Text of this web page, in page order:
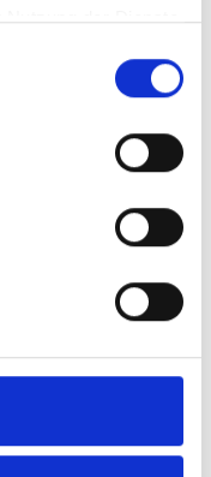
der Dienste
Posts zu
zu lassen
Inhalte zu